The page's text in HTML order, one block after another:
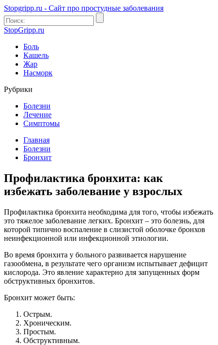
Stopgripp.ru - Cайт про простудные заболевания
StopGripp.ru
Боль
Кашель
Жар
Насморк
Рубрики
Болезни
Лечение
Симптомы
Главная
Болезни
Бронхит
Профилактика бронхита: как
избежать заболевание у взрослых
Профилактика бронхита необходима для того, чтобы избежать
это тяжелое заболевание легких. Бронхит – это болезнь, для
которой типично воспаление в слизистой оболочке бронхов
неинфекционной или инфекционной этиологии.
Во время бронхита у больного развивается нарушение
газообмена, в результате чего организм испытывает дефицит
кислорода. Это явление характерно для запущенных форм
обструктивных бронхитов.
Бронхит может быть:
Острым.
Хроническим.
Простым.
Обструктивным.